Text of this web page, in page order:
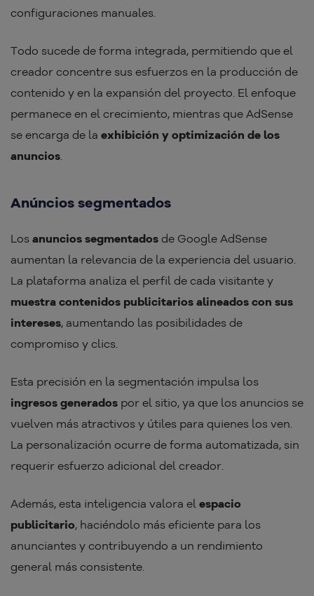
configuraciones manuales.
Todo sucede de forma integrada, permitiendo que el
creador concentre sus esfuerzos en la producción de
contenido y en la expansión del proyecto. El enfoque
permanece en el crecimiento, mientras que AdSense
se encarga de la exhibición y optimización de los
anuncios.
Anúncios segmentados
Los anuncios segmentados de Google AdSense
aumentan la relevancia de la experiencia del usuario.
La plataforma analiza el perfil de cada visitante y
muestra contenidos publicitarios alineados con sus
intereses, aumentando las posibilidades de
compromiso y clics.
Esta precisión en la segmentación impulsa los
ingresos generados por el sitio, ya que los anuncios se
vuelven más atractivos y útiles para quienes los ven.
La personalización ocurre de forma automatizada, sin
requerir esfuerzo adicional del creador.
Además, esta inteligencia valora el espacio
publicitario, haciéndolo más eficiente para los
anunciantes y contribuyendo a un rendimiento
general más consistente.